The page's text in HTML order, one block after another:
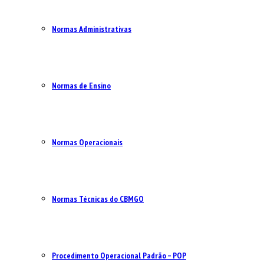
Normas Administrativas
Normas de Ensino
Normas Operacionais
Normas Técnicas do CBMGO
Procedimento Operacional Padrão – POP